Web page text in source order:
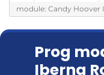
module: Candy Hoover
Prog
Iberna